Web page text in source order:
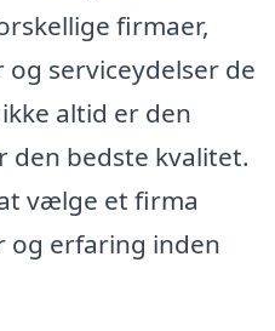
firmaer,
serviceydelser de
altid er den
den bedste kvalitet.
vælge et firma
og erfaring inden